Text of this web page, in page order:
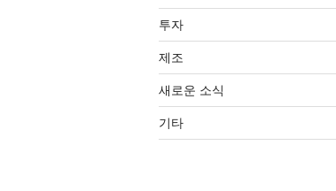
투자
제조
새로운 소식
기타